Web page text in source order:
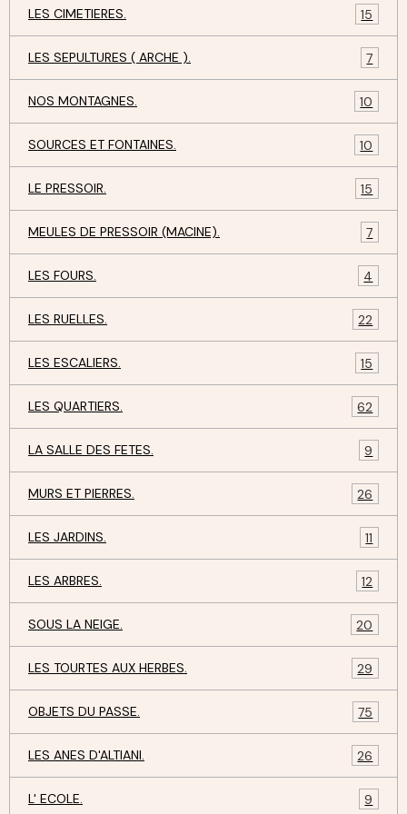
LES CIMETIERES. 15
LES SEPULTURES ( ARCHE ). 7
NOS MONTAGNES. 10
SOURCES ET FONTAINES. 10
LE PRESSOIR. 15
MEULES DE PRESSOIR (MACINE). 7
LES FOURS. 4
LES RUELLES. 22
LES ESCALIERS. 15
LES QUARTIERS. 62
LA SALLE DES FETES. 9
MURS ET PIERRES. 26
LES JARDINS. 11
LES ARBRES. 12
SOUS LA NEIGE. 20
LES TOURTES AUX HERBES. 29
OBJETS DU PASSE. 75
LES ANES D'ALTIANI. 26
L' ECOLE. 9